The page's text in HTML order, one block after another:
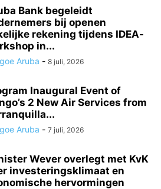
Bank begeleidt
bij openen
rekening tijdens IDEA-
in...
Aruba - 8 juli, 2026
Inaugural Event of
2 New Air Services from
Aruba - 7 juli, 2026
Wever overlegt met KvK
investeringsklimaat en
hervormingen